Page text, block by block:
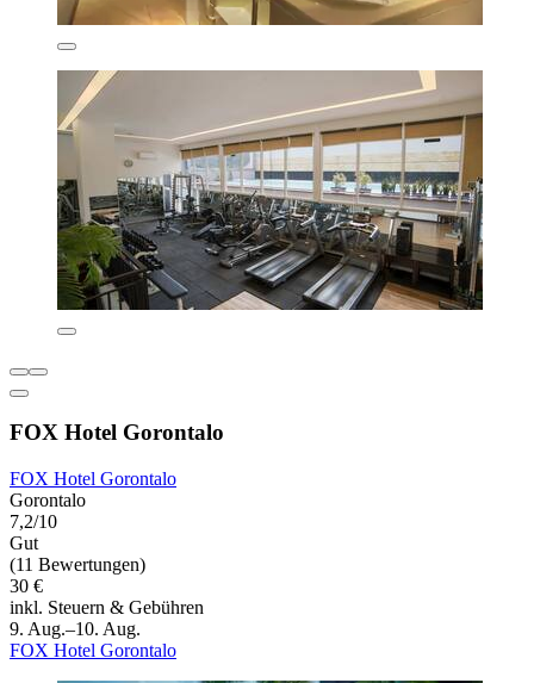
FOX Hotel Gorontalo
FOX Hotel Gorontalo
Gorontalo
7,2/10
Gut
(11 Bewertungen)
30 €
inkl. Steuern & Gebühren
9. Aug.–10. Aug.
FOX Hotel Gorontalo